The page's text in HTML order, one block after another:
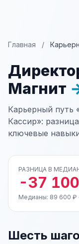
Главная /
Магнит
Карьерный путь
Кассир»:
ключевые
РАЗНИЦА В
-37
Медианы: 89 600 ₽
Шесть